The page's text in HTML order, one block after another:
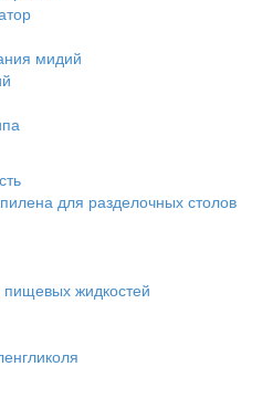
мидий
для разделочных столов
жидкостей